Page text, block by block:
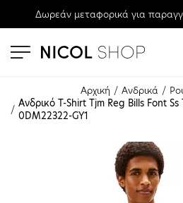
Δωρεάν μεταφορικά για
Αρχική Ανδρικά
Ανδρικό T-Shirt Tjm Reg Bills Font
0DM22322-GY1